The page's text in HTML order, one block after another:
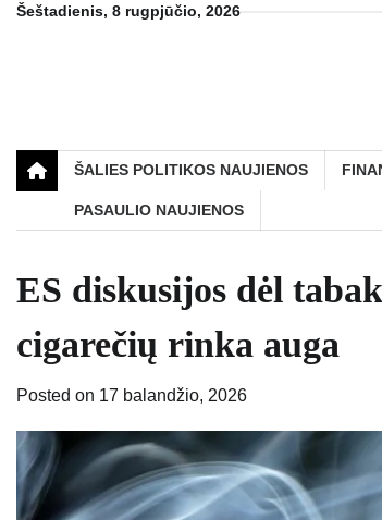
SkipŠeštadienis, 8 rugpjūčio, 2026
ŠALIES POLITIKOS NAUJIENOS
PASAULIO NAUJIENOS
ES diskusijos dėl
cigarečių rinka auga
Posted on 17 balandžio, 2026